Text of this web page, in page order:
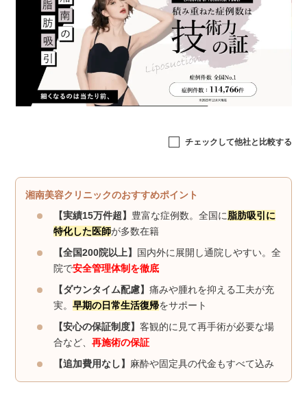
チェックして他社と比較する
湘南美容クリニックのおすすめポイント
【実績15万件超】 豊富な症例数。全国に脂肪吸引に
特化した医師が多数在籍
【全国200院以上】
国内外に展開し通院しやすい。全
院で安全管理体制を徹底
【ダウンタイム配慮】痛みや腫れを抑える工夫が充
実。早期の日常生活復帰をサポート
【安心の保証制度】客観的に見て再手術が必要な場
合など、再施術の保証
【追加費用なし】 麻酔や固定具の代金もすべて込み